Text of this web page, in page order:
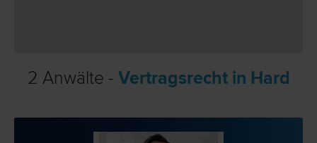
2 Anwälte - Vertragsrecht in Hard